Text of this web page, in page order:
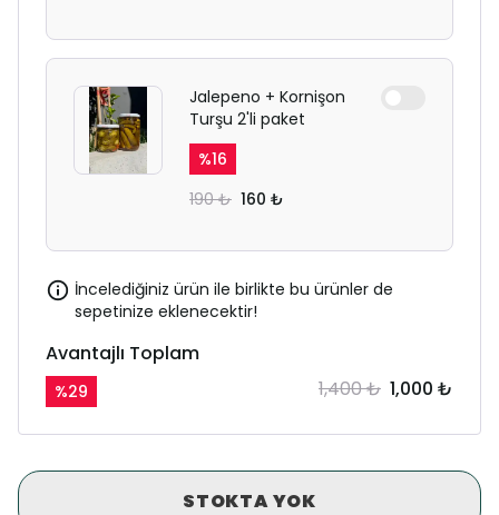
Jalepeno + Kornişon
Turşu 2'li paket
%16
190 ₺ 160 ₺
İncelediğiniz ürün ile birlikte bu ürünler de
sepetinize eklenecektir!
Avantajlı Toplam
%29 1,400 ₺ 1,000 ₺
STOKTA YOK